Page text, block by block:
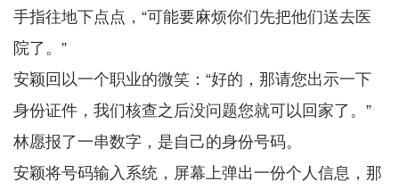
手指往地下点点，“可能要麻烦你们先把他们送去医
院了。”
安颖回以一个职业的微笑：“好的，那请您出示一下
身份证件，我们核查之后没问题您就可以回家了。”
林愿报了一串数字，是自己的身份号码。
安颖将号码输入系统，屏幕上弹出一份个人信息，那